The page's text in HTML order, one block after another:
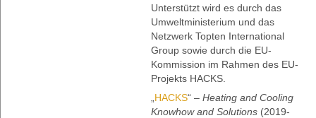
Unterstützt wird es durch das
Umweltministerium und das
Netzwerk Topten International
Group sowie durch die EU-
Kommission im Rahmen des EU-
Projekts HACKS.
HACKS“ – Heating and Cooling
Knowhow and Solutions (2019-